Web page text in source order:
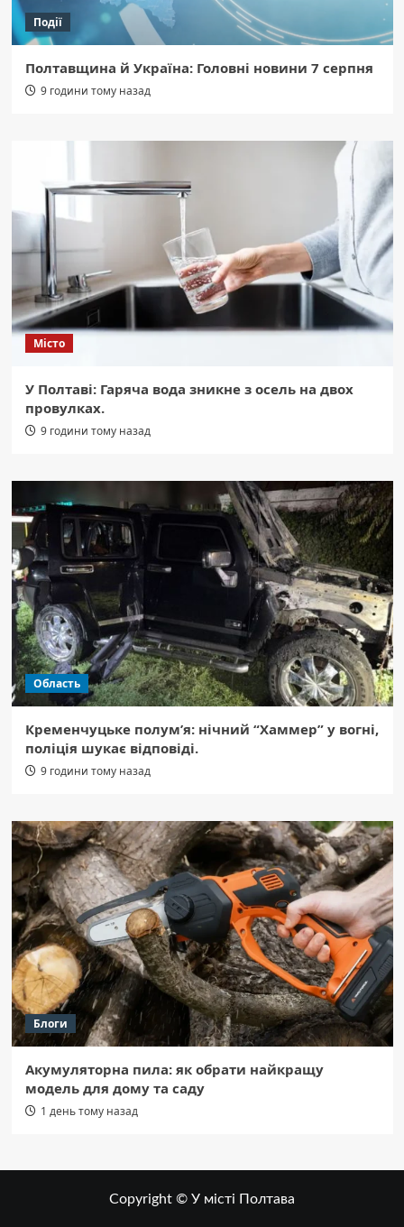
Події
Полтавщина й Україна: Головні новини 7 серпня
9 години тому назад
Місто
У Полтаві: Гаряча вода зникне з осель на двох
провулках.
9 години тому назад
Область
Кременчуцьке полум’я: нічний “Хаммер” у вогні,
поліція шукає відповіді.
9 години тому назад
Блоги
Акумуляторна пила: як обрати найкращу
модель для дому та саду
1 день тому назад
Copyright © У місті Полтава